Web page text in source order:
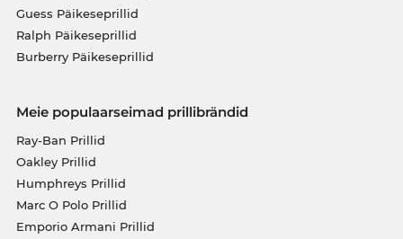
Guess Päikeseprillid
Ralph Päikeseprillid
Burberry Päikeseprillid
Meie populaarseimad prillibrändid
Ray-Ban Prillid
Oakley Prillid
Humphreys Prillid
Marc O Polo Prillid
Emporio Armani Prillid